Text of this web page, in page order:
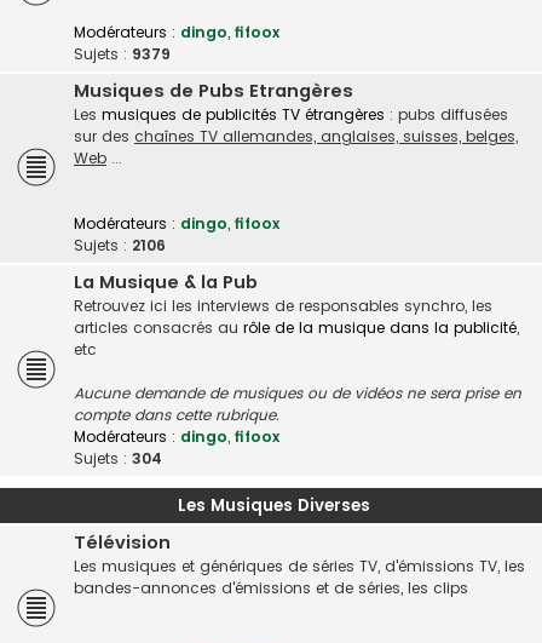
Modérateurs : dingo, fifoox
Sujets : 9379
Musiques de Pubs Etrangères
Les musiques de publicités TV étrangères : pubs diffusées
sur des chaînes TV allemandes, anglaises, suisses, belges,
Web ...
Modérateurs : dingo, fifoox
Sujets : 2106
La Musique & la Pub
Retrouvez ici les interviews de responsables synchro, les
articles consacrés au rôle de la musique dans la publicité,
etc
Aucune demande de musiques ou de vidéos ne sera prise en
compte dans cette rubrique.
Modérateurs : dingo, fifoox
Sujets : 304
Les Musiques Diverses
Télévision
Les musiques et génériques de séries TV, d'émissions TV, les
bandes-annonces d'émissions et de séries, les clips